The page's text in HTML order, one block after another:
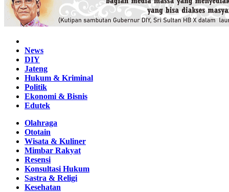
News
DIY
Jateng
Hukum & Kriminal
Politik
Ekonomi & Bisnis
Edutek
Olahraga
Ototain
Wisata & Kuliner
Mimbar Rakyat
Resensi
Konsultasi Hukum
Sastra & Religi
Kesehatan